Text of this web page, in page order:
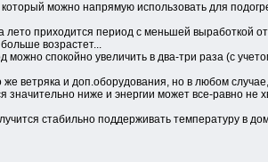
можно напрямую использовать для
приходится период с меньшей выработкой
возрастет...
спокойно увеличить в два-три раза (с
ветряка и доп.оборудования, но в любом
ниже и энергии может все-равно не
стабильно поддерживать температуру в